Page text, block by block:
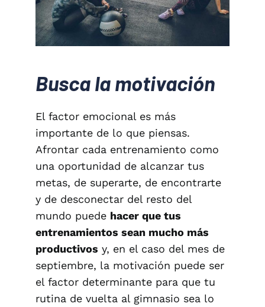
Busca la motivación
El factor emocional es más
importante de lo que piensas.
Afrontar cada entrenamiento como
una oportunidad de alcanzar tus
metas, de superarte, de encontrarte
y de desconectar del resto del
mundo puede hacer que tus
entrenamientos sean mucho más
productivos y, en el caso del mes de
septiembre, la motivación puede ser
el factor determinante para que tu
rutina de vuelta al gimnasio sea lo